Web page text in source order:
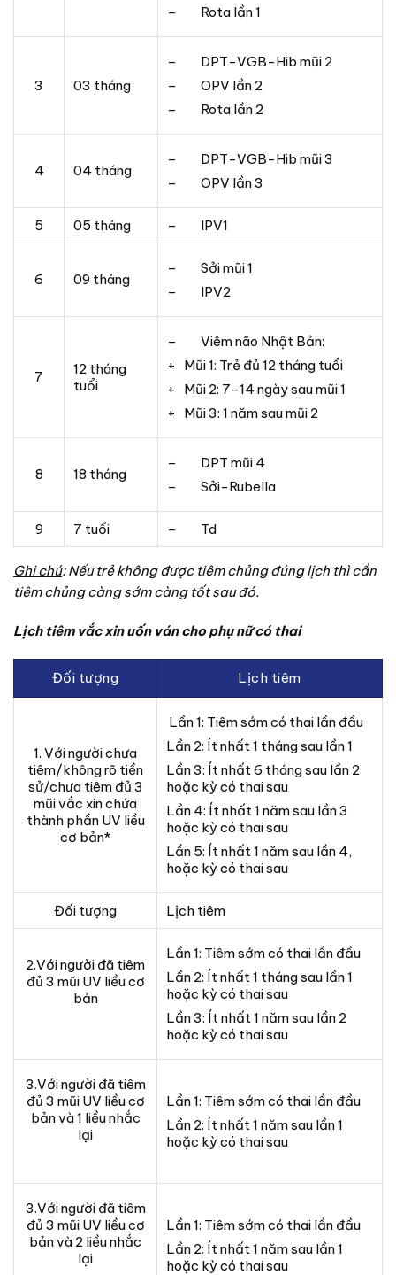
– Rota lần 1
3 03 tháng
– DPT-VGB-Hib mũi 2
– OPV lần 2
– Rota lần 2
4 04 tháng
– DPT-VGB-Hib mũi 3
– OPV lần 3
5 05 tháng – IPV1
6 09 tháng
– Sởi mũi 1
– IPV2
7
12 tháng
tuổi
– Viêm não Nhật Bản:
+ Mũi 1: Trẻ đủ 12 tháng tuổi
+ Mũi 2: 7-14 ngày sau mũi 1
+ Mũi 3: 1 năm sau mũi 2
8 18 tháng
– DPT mũi 4
– Sởi-Rubella
9 7 tuổi – Td
Ghi chú: Nếu trẻ không được tiêm chủng đúng lịch thì cần
tiêm chủng càng sớm càng tốt sau đó.
Lịch tiêm vắc xin uốn ván cho phụ nữ có thai
Đối tượng Lịch tiêm
1. Với người chưa
tiêm/không rõ tiền
sử/chưa tiêm đủ 3
mũi vắc xin chứa
thành phần UV liều
cơ bản*
Lần 1: Tiêm sớm có thai lần đầu
Lần 2: Ít nhất 1 tháng sau lần 1
Lần 3: Ít nhất 6 tháng sau lần 2
hoặc kỳ có thai sau
Lần 4: Ít nhất 1 năm sau lần 3
hoặc kỳ có thai sau
Lần 5: Ít nhất 1 năm sau lần 4,
hoặc kỳ có thai sau
Đối tượng Lịch tiêm
2.Với người đã tiêm
đủ 3 mũi UV liều cơ
bản
Lần 1: Tiêm sớm có thai lần đầu
Lần 2: Ít nhất 1 tháng sau lần 1
hoặc kỳ có thai sau
Lần 3: Ít nhất 1 năm sau lần 2
hoặc kỳ có thai sau
3.Với người đã tiêm
đủ 3 mũi UV liều cơ
bản và 1 liều nhắc
lại
Lần 1: Tiêm sớm có thai lần đầu
Lần 2: Ít nhất 1 năm sau lần 1
hoặc kỳ có thai sau
3.Với người đã tiêm
đủ 3 mũi UV liều cơ
bản và 2 liều nhắc
lại
Lần 1: Tiêm sớm có thai lần đầu
Lần 2: Ít nhất 1 năm sau lần 1
hoặc kỳ có thai sau